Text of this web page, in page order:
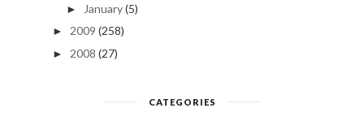
► January(5)
► 2009 (258)
► 2008 (27)
CATEGORIES